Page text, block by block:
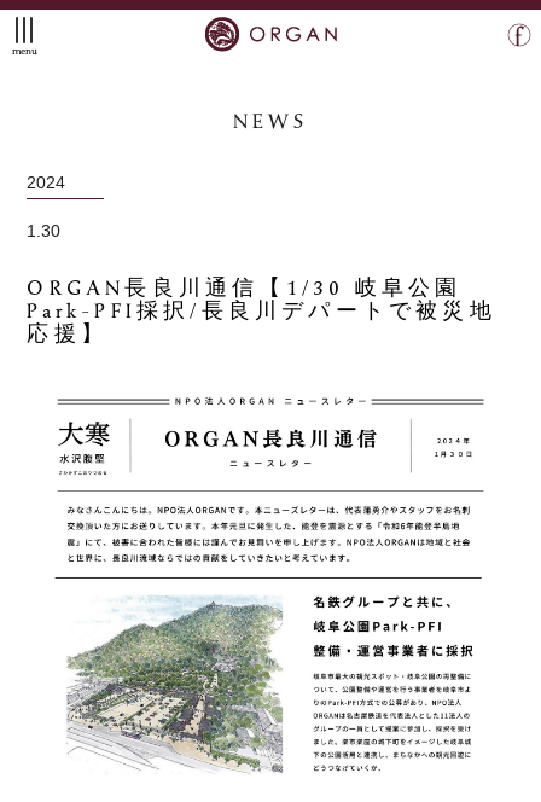
menu
NEWS
2024
1.30
ORGAN長良川通信【1/30 岐阜公園
Park-PFI採択/長良川デパートで被災地
応援】